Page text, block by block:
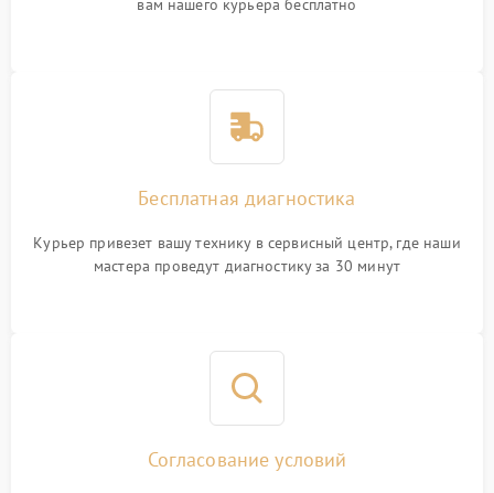
вам нашего курьера бесплатно
Бесплатная диагностика
Курьер привезет вашу технику в сервисный центр, где наши
мастера проведут диагностику за 30 минут
Согласование условий